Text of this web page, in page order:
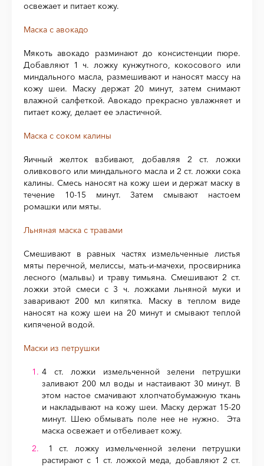
освежает и питает кожу.
Маска с авокадо
Мякоть авокадо разминают до консистенции пюре.
Добавляют 1 ч. ложку кунжутного, кокосового или
миндального масла, размешивают и наносят массу на
кожу шеи. Маску держат 20 минут, затем снимают
влажной салфеткой. Авокадо прекрасно увлажняет и
питает кожу, делает ее эластичной.
Маска с соком калины
Яичный желток взбивают, добавляя 2 ст. ложки
оливкового или миндального масла и 2 ст. ложки сока
калины. Смесь наносят на кожу шеи и держат маску в
течение 10-15 минут. Затем смывают настоем
ромашки или мяты.
Льняная маска с травами
Смешивают в равных частях измельченные листья
мяты перечной, мелиссы, мать-и-мачехи, просвирника
лесного (мальвы) и траву тимьяна. Смешивают 2 ст.
ложки этой смеси с 3 ч. ложками льняной муки и
заваривают 200 мл кипятка. Маску в теплом виде
наносят на кожу шеи на 20 минут и смывают теплой
кипяченой водой.
Маски из петрушки
4 ст. ложки измельченной зелени петрушки
заливают 200 мл воды и настаивают 30 минут. В
этом настое смачивают хлопчатобумажную ткань
и накладывают на кожу шеи. Маску держат 15-20
минут. Шею обмывать поле нее не нужно. Эта
маска освежает и отбеливает кожу.
1 ст. ложку измельченной зелени петрушки
растирают с 1 ст. ложкой меда, добавляют 2 ст.